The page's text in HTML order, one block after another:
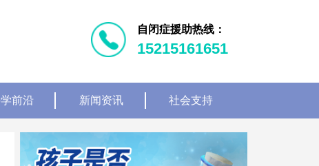
自闭症援助热线：
15215161651
前沿 新闻资讯 社会支持